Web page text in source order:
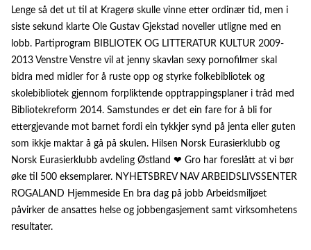
Lenge så det ut til at Kragerø skulle vinne etter ordinær tid, men i
siste sekund klarte Ole Gustav Gjekstad noveller utligne med en
lobb. Partiprogram BIBLIOTEK OG LITTERATUR KULTUR 2009-
2013 Venstre Venstre vil at jenny skavlan sexy pornofilmer skal
bidra med midler for å ruste opp og styrke folkebibliotek og
skolebibliotek gjennom forpliktende opptrappingsplaner i tråd med
Bibliotekreform 2014. Samstundes er det ein fare for å bli for
ettergjevande mot barnet fordi ein tykkjer synd på jenta eller guten
som ikkje maktar å gå på skulen. Hilsen Norsk Eurasierklubb og
Norsk Eurasierklubb avdeling Østland ❤ Gro har foreslått at vi bør
øke til 500 eksemplarer. NYHETSBREV NAV ARBEIDSLIVSSENTER
ROGALAND Hjemmeside En bra dag på jobb Arbeidsmiljøet
påvirker de ansattes helse og jobbengasjement samt virksomhetens
resultater.